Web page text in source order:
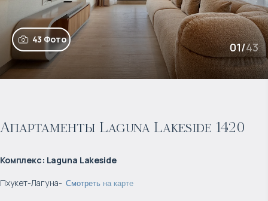
43 Фото
01/43
Апартаменты Laguna Lakeside 1420
Комплекс: Laguna Lakeside
Пхукет-Лагуна- Смотреть на карте